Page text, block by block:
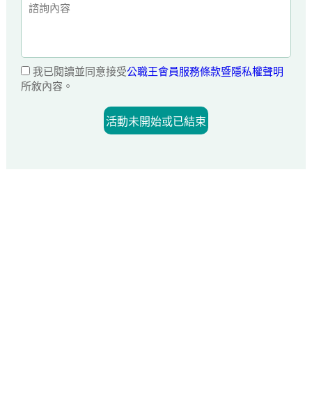
我已閱讀並同意接受公職王會員服務條款暨隱私權聲明
所敘內容。
活動未開始或已結束